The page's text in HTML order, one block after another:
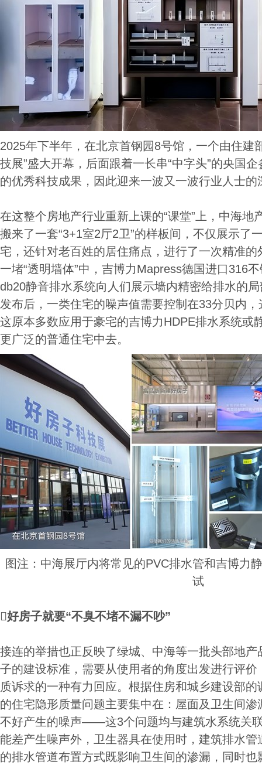
2025年下半年，在北京首钢园8号馆，一个由住建
技展”盛大开幕，后面跟着一长串“中字头”的央国
的优秀科技成果，因此迎来一波又一波行业人士的
在这整个房地产行业重新上课的“课堂”上，中海地
搬来了一套“3+1室2厅2卫”的样板间，不仅展示了
宅，还针对老百姓的居住痛点，进行了一次精准
一堵“透明墙体”中，吉博力Mapress德国进口316
db20静音排水系统向人们展示墙内精密给排水的
发布后，一类住宅的噪声值需要控制在33分贝内
这原本多数应用于豪宅的吉博力HDPE排水系统或
更广泛的普通住宅中去。
图注：中海展厅内将常见的PVC排水管和吉博力
试
好房子就要“不臭不堵不漏不吵”
接连的举措也正反映了绿城、中海等一批头部地
子的建设标准，需要从使用者的角度出发进行评
质诉求的一种有力回应。根据住房和城乡建设部
的住宅隐形质量问题主要集中在：屋面及卫生间
不好产生的噪声——这3个问题均与建筑水系统关
能差产生噪声外，卫生器具在使用时，建筑排水
的排水管道布置方式既影响卫生间的渗漏，同时